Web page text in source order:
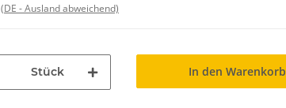
(DE - Ausland abweichend)
Stück In den Warenkorb